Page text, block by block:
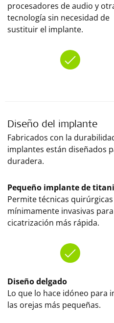
procesadores de audio y
tecnología sin necesidad de
sustituir el implante.
Diseño del implante
Fabricados con la
implantes están diseñados
duradera.
Pequeño implante de
Permite técnicas quirúrgicas
mínimamente invasivas
cicatrización más rápida.
Diseño delgado
Lo que lo hace idóneo para
las orejas más pequeñas.